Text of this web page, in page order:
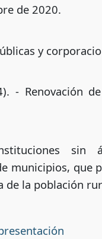
de 2020.
y
- Renovación
sin
municipios, que
de la población